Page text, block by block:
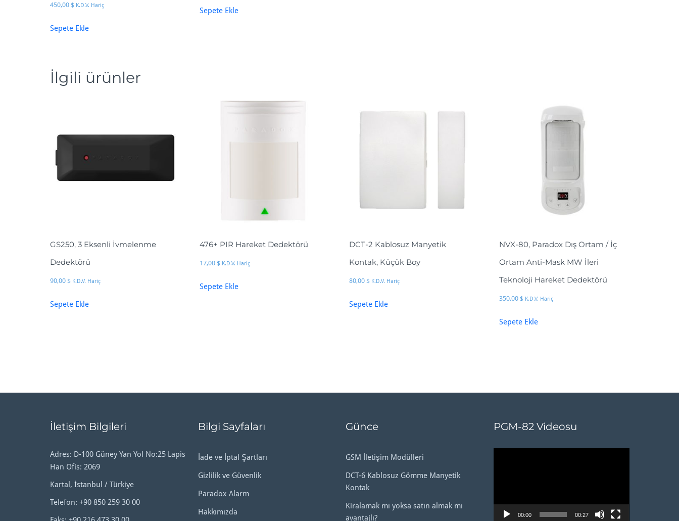
450,00 $ K.D.V. Hariç
Sepete Ekle
Sepete Ekle
İlgili ürünler
GS250, 3 Eksenli İvmelenme
Dedektörü
90,00 $ K.D.V. Hariç
Sepete Ekle
476+ PIR Hareket Dedektörü
17,00 $ K.D.V. Hariç
Sepete Ekle
DCT-2 Kablosuz Manyetik
Kontak, Küçük Boy
80,00 $ K.D.V. Hariç
Sepete Ekle
NVX-80, Paradox Dış Ortam / İç
Ortam Anti-Mask MW İleri
Teknoloji Hareket Dedektörü
350,00 $ K.D.V. Hariç
Sepete Ekle
İletişim Bilgileri
Adres: D-100 Güney Yan Yol No:25 Lapis
Han Ofis: 2069
Kartal, İstanbul / Türkiye
Telefon: +90 850 259 30 00
Bilgi Sayfaları
İade ve İptal Şartları
Gizlilik ve Güvenlik
Paradox Alarm
Hakkımızda
Günce
GSM İletişim Modülleri
DCT-6 Kablosuz Gömme Manyetik
Kontak
Kiralamak mı yoksa satın almak mı
avantajlı?
PGM-82 Videosu
00:00 00:27